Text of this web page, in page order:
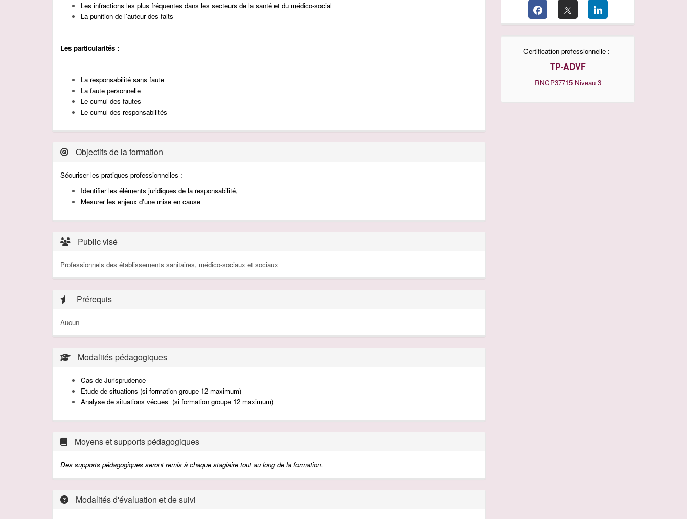
Les infractions les plus fréquentes dans les secteurs de la santé et du médico-social
La punition de l'auteur des faits
Les particularités :
La responsabilité sans faute
La faute personnelle
Le cumul des fautes
Le cumul des responsabilités
Objectifs de la formation
Sécuriser les pratiques professionnelles :
Identifier les éléments juridiques de la responsabilité,
Mesurer les enjeux d'une mise en cause
Public visé
Professionnels des établissements sanitaires, médico-sociaux et sociaux
Prérequis
Aucun
Modalités pédagogiques
Cas de Jurisprudence
Etude de situations (si formation groupe 12 maximum)
Analyse de situations vécues (si formation groupe 12 maximum)
Moyens et supports pédagogiques
Des supports pédagogiques serontremis à chaque stagiaire tout au long de la formation.
Modalités d'évaluation et de suivi
Certification professionnelle :
TP-ADVF
RNCP37715 Niveau 3